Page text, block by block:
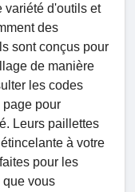
variété d'outils et
des
sont conçus pour
de manière
les codes
page pour
Leurs paillettes
à votre
pour les
que vous